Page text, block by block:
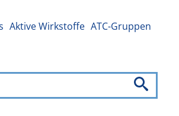
Aktive Wirkstoffe ATC-Gruppen